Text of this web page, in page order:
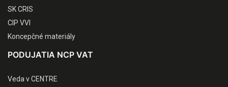
SK CRIS
CIP VVI
Koncepčné materiály
PODUJATIA NCP VAT
Veda v CENTRE